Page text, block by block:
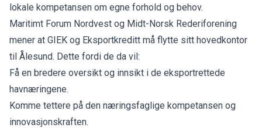
lokale kompetansen om egne forhold og behov.
Maritimt Forum Nordvest og Midt-Norsk Rederiforening
mener at GIEK og Eksportkreditt må flytte sitt hovedkontor
til Ålesund. Dette fordi de da vil:
Få en bredere oversikt og innsikt i de eksportrettede
havnæringene.
Komme tettere på den næringsfaglige kompetansen og
innovasjonskraften.